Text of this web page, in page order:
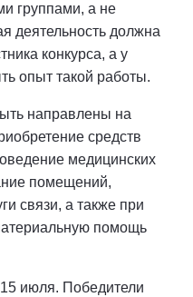
группами, а не
деятельность должна
конкурса, а у
опыт такой работы.
направлены на
средств
медицинских
помещений,
связи, а также при
помощь
июля. Победители